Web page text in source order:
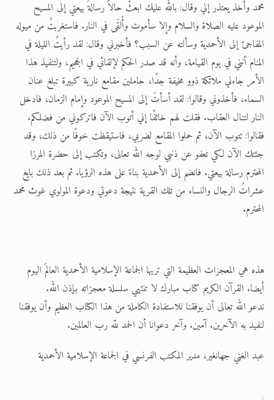
هذه هي المعجزات العظيمة التي تريها الجماعة الإسلامية الأحمدية العالمَ اليوم
أيضا. القرآن الكريم كتاب مبارك لا تنتهي سلسلة معجزاته بإذن الله.
ندعو الله تعالى أن يوفقنا للاستفادة الكاملة من هذا الكتاب العظيم وأن يوفقنا
لنفيد به الآخرين. آمين. وآخر دعوانا أن الحمد للّه رب العالمین.
عبد الغني جهانغير، مدير المكتب الفرنسي في الجماعة الإسلامية الأحمدية